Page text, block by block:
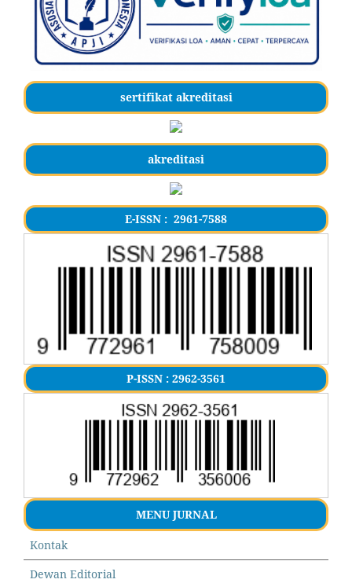
sertifikat akreditasi
akreditasi
E-ISSN : 2961-7588
P-ISSN : 2962-3561
MENU JURNAL
Kontak
Dewan Editorial